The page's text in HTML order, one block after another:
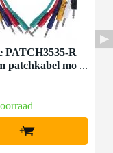
PATCH3535-R
patchkabel mo
+